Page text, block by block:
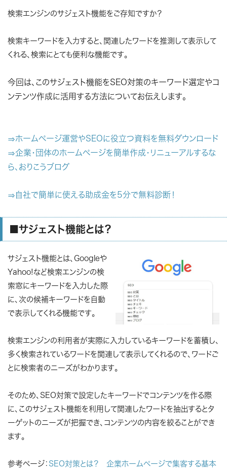
検索エンジンのサジェスト機能をご存知ですか？
検索キーワードを入力すると、関連したワードを推測して表示して
くれる、検索にとても便利な機能です。
今回は、このサジェスト機能をSEO対策のキーワード選定やコ
ンテンツ作成に活用する方法についてお伝えします。
⇒ホームページ運営やSEOに役立つ資料を無料ダウンロード
⇒企業・団体のホームページを簡単作成・リニューアルするな
ら、おりこうブログ
⇒自社で簡単に使える助成金を5分で無料診断！
■サジェスト機能とは？
サジェスト機能とは、Googleや
Yahoo!など検索エンジンの検
索窓にキーワードを入力した際
に、次の候補キーワードを自動
で表示してくれる機能です。
検索エンジンの利用者が実際に入力しているキーワードを蓄積し、
多く検索されているワードを関連して表示してくれるので、ワードご
とに検索者のニーズがわかります。
そのため、SEO対策で設定したキーワードでコンテンツを作る際
に、このサジェスト機能を利用して関連したワードを抽出するとタ
ーゲットのニーズが把握でき、コンテンツの内容を絞ることができ
ます。
参考ページ： SEO対策とは？ 企業ホームページで集客する基本